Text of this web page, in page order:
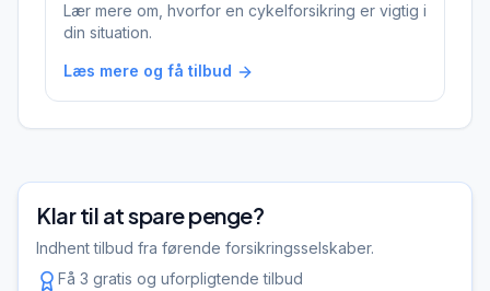
Lær mere om, hvorfor en cykelforsikring er vigtig i
din situation.
Læs mere og få tilbud
Klar til at spare penge?
Indhent tilbud fra førende forsikringsselskaber.
Få 3 gratis og uforpligtende tilbud